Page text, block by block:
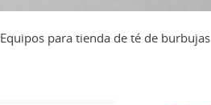
Equipos para tienda de té de burbujas